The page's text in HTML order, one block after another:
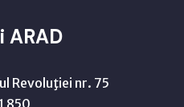
Revoluţiei nr. 75
850